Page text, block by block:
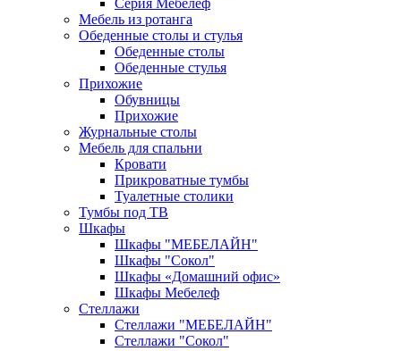
Мебель из ротанга
Обеденные столы и стулья
Обеденные столы
Обеденные стулья
Прихожие
Обувницы
Прихожие
Журнальные столы
Мебель для спальни
Кровати
Прикроватные тумбы
Туалетные столики
Тумбы под ТВ
Шкафы
Шкафы "МЕБЕЛАЙН"
Шкафы "Сокол"
Шкафы «Домашний офис»
Шкафы Мебелеф
Стеллажи
Стеллажи "МЕБЕЛАЙН"
Стеллажи "Сокол"